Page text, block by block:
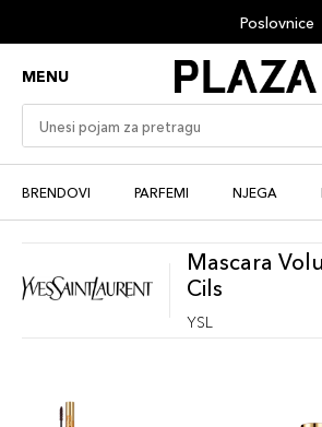
Poslovnice
MENU
BRENDOVI PARFEMI NJEGA
Mascara
Cils
YSL